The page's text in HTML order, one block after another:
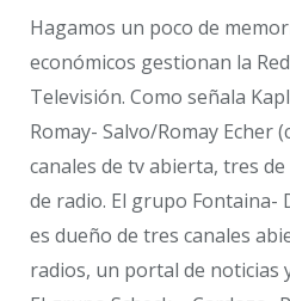
Hagamos un poco de
económicos gestionan la
Televisión. Como señala
Romay- Salvo/Romay Echer
canales de tv abierta, tres
de radio. El grupo Fontaina-
es dueño de tres canales
radios, un portal de noticias